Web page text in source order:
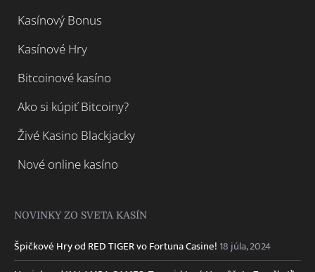
Kasínový Bonus
Kasínové Hry
Bitcoinové kasíno
Ako si kúpiť Bitcoiny?
Živé Kasino Blackjacky
Nové online kasíno
NOVINKY ZO SVETA KASÍN
Špičkové Hry od RED TIGER vo Fortuna Casine! 18 júla, 2024